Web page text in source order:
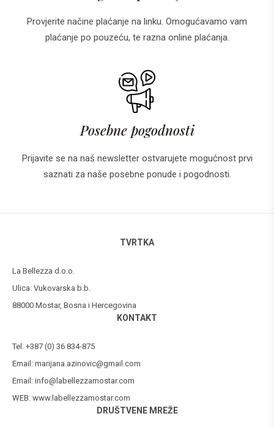
Provjerite načine plaćanje na linku. Omogućavamo vam
plaćanje po pouzeću, te razna online plaćanja.
Posebne pogodnosti
Prijavite se na naš newsletter ostvarujete mogućnost prvi
saznati za naše posebne ponude i pogodnosti.
TVRTKA
La Bellezza d.o.o.
Ulica: Vukovarska b.b.
88000 Mostar, Bosna i Hercegovina
KONTAKT
Tel. +387 (0) 36 834-875
Email: marijana.azinovic@gmail.com
Email: info@labellezzamostar.com
WEB: www.labellezzamostar.com
DRUŠTVENE MREŽE